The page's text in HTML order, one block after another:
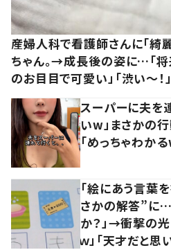
産婦人科で看護師さんに「綺
ちゃん。→成長後の姿に…「将
のお目目で可愛い」「渋い～！」
スーパーに夫を
いw」まさかの行
「めっちゃわか
「絵にあう言葉
さかの解答”に…
か？」→衝撃の
ｗ」「天才だと思